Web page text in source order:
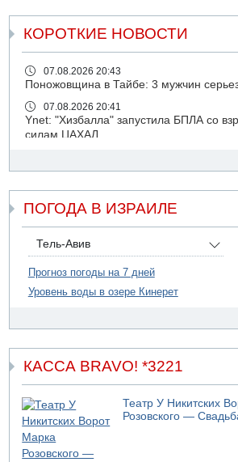
КОРОТКИЕ НОВОСТИ
07.08.2026 20:43
Поножовщина в Тайбе: 3 мужчин
07.08.2026 20:41
Ynet: "Хизбалла" запустила БПЛА со
силам ЦАХАЛ
ДТП в Ашдоде: тяжело ранены двое
07.08.2026 19:14
Скончался водитель, врезавшийся в
Иерусалиме
07.08.2026 17:57
Подозреваемый в домогательствах в
Дахан
07.08.2026 17:55
коррупционных отношениях с Йоавом
для уклонистов-харедим
В Иерусалиме водитель врезался в
пострадал
07.08.2026 13:47
Ливанская армия сообщила о ранении
ПОГОДА В ИЗРАИЛЕ
Тель-Авив
Прогноз погоды на 7 дней
Уровень воды в озере Кинерет
КАССА BRAVO! *3221
Театр У Никитских
Розовского —